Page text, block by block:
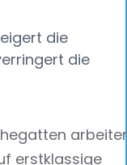
die
die
erstklassige